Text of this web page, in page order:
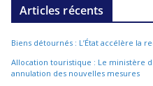
Articles récents
Biens détournés : L’État accélère la
Allocation touristique : Le ministère
annulation des nouvelles mesures